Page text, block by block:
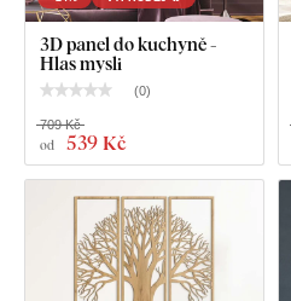
3D panel do kuchyně -
Hlas mysli
(0)
od 539 Kč
709 Kč